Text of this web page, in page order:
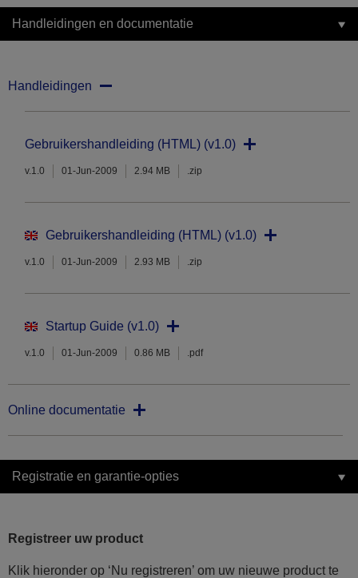
Handleidingen en documentatie
Handleidingen
Gebruikershandleiding (HTML) (v1.0)
v.1.0 01-Jun-2009 2.94 MB .zip
Gebruikershandleiding (HTML) (v1.0)
v.1.0 01-Jun-2009 2.93 MB .zip
Startup Guide (v1.0)
v.1.0 01-Jun-2009 0.86 MB .pdf
Online documentatie
Registratie en garantie-opties
Registreer uw product
Klik hieronder op ‘Nu registreren’ om uw nieuwe product te